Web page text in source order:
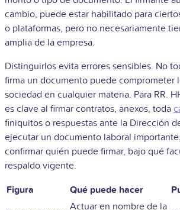
cambio, puede estar habilitado para
o plataformas, pero no necesariamente
amplia de la empresa.
Distinguirlos evita errores sensibles. No
firma un documento puede comprometer
sociedad en cualquier materia. Para RR.
es clave al firmar contratos, anexos, toda
finiquitos o respuestas ante la Dirección
ejecutar un documento laboral
confirmar quién puede firmar, bajo qué
respaldo vigente.
Figura Qué puede hacer
Actuar en nombre de la